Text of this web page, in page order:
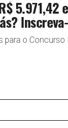
5.971,42
o Concurso